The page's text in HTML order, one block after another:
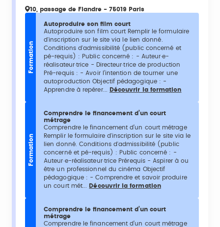
10, passage de Flandre - 75019 Paris
Formation
Autoproduire son film court
Autoproduire son film court Remplir le formulaire
d'inscription sur le site via le lien donné.
Conditions d'admissibilité (public concerné et
pé-requis) : Public concerné : - Auteur·e-
réalisateur·trice - Directeur·trice de production
Pré-requis : - Avoir l’intention de tourner une
autoproduction Objectif pédagogique : -
Apprendre à repérer...
Découvrir la formation
Formation
Comprendre le financement d’un court
métrage
Comprendre le financement d’un court métrage
Remplir le formulaire d'inscription sur le site via le
lien donné. Conditions d'admissibilité (public
concerné et pé-requis) : Public concerné : -
Auteur·e-réalisateur·trice Prérequis - Aspirer à ou
être un professionnel du cinéma Objectif
pédagogique : - Comprendre et savoir produire
un court mét...
Découvrir la formation
Comprendre le financement d’un court
métrage
Comprendre le financement d’un court métrage